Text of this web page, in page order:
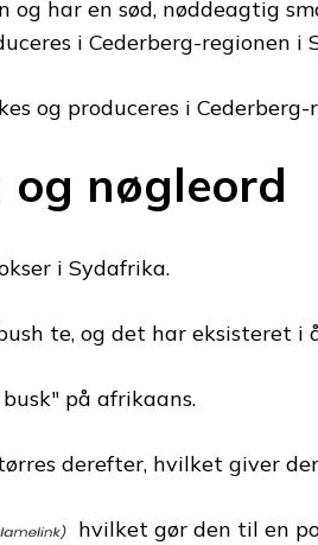
og har en sød, nøddeagtig
i Cederberg-regionen i
og produceres i
nøgleord
i Sydafrika.
te, og det har eksisteret i
på afrikaans.
derefter, hvilket giver
hvilket gør den til en